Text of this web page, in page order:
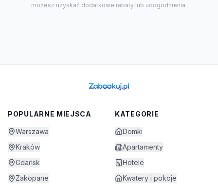
możesz uzyskać dodatkowe rabaty lub udogodnienia.
POPULARNE MIEJSCA
Warszawa
Kraków
Gdańsk
Zakopane
KATEGORIE
Domki
Apartamenty
Hotele
Kwatery i pokoje